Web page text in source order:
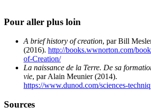
Pour aller plus loin
A brief history of creation, par Bill
(2016). http://books.wwnorton.com/
of-Creation/
La naissance de la Terre. De sa
vie, par Alain Meunier (2014).
https://www.dunod.com/sciences-
Sources